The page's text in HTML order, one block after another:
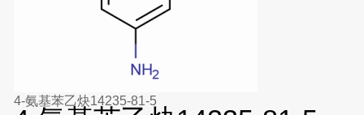
4-氨基苯乙炔14235-81-5